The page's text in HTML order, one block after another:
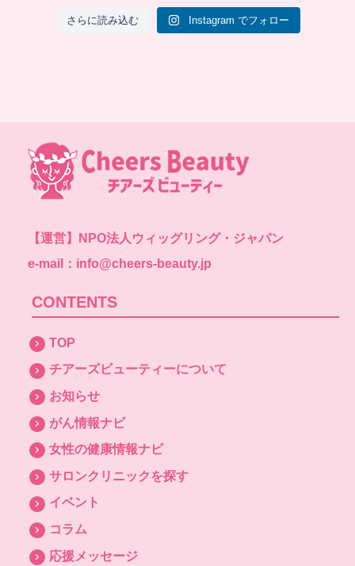
さらに読み込む Instagram でフォロー
【運営】
NPO法人ウィッグリング・ジャパン
e-mail：info@cheers-beauty.jp
CONTENTS
TOP
チアーズビューティーについて
お知らせ
がん情報ナビ
女性の健康情報ナビ
サロンクリニックを探す
イベント
コラム
応援メッセージ